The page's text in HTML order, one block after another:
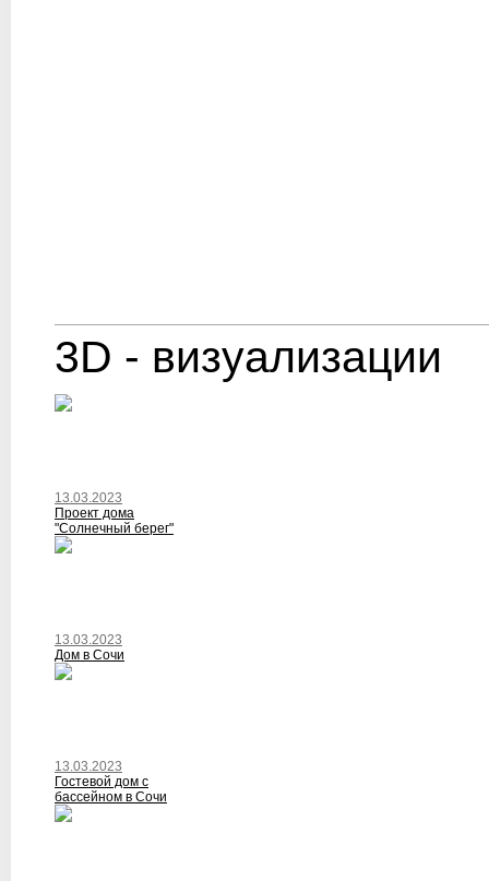
3D - визуализации
13.03.2023
Проект дома
"Солнечный берег"
13.03.2023
Дом в Сочи
13.03.2023
Гостевой дом с
бассейном в Сочи